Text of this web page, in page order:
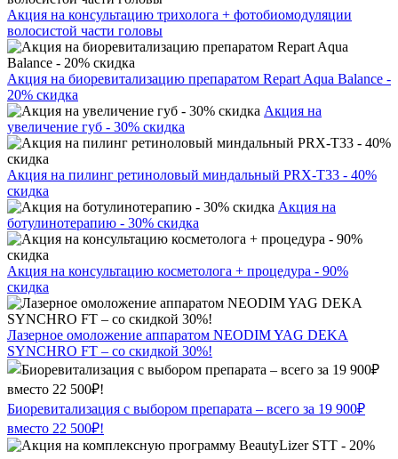
Акция на консультацию трихолога + фотобиомодуляции
волосистой части головы
Акция на биоревитализацию препаратом Repart Aqua Balance -
20% скидка
Акция на
увеличение губ - 30% скидка
Акция на пилинг ретиноловый миндальный PRX-T33 - 40%
скидка
Акция на
ботулинотерапию - 30% скидка
Акция на консультацию косметолога + процедура - 90%
скидка
Лазерное омоложение аппаратом NEODIM YAG DEKA
SYNCHRO FT – со скидкой 30%!
Биоревитализация с выбором препарата – всего за 19 900₽
вместо 22 500₽!